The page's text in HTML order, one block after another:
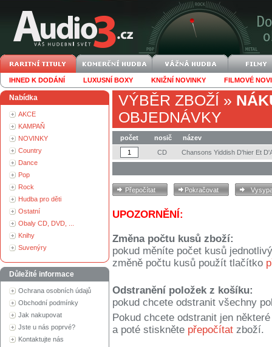
IHNED K DODÁNÍ LUXUSNÍ BOXY KNIŽNÍ NOVINKY FILMOVÉ
Nabídka
AKCE
KAMPAŇ
NOVINKY
Country
Dance
Pop
Rock
Hudba pro děti
Ostatní
Obaly CD, DVD, ...
Knihy
Suvenýry
Důležité informace
Ochrana osobních údajů
Obchodní podmínky
Jak nakupovat
Jste u nás poprvé?
Kontaktujte nás
VÝBĚR ZBOŽÍ »
OBJEDNÁVKY
počet nosič
název
CD
Chansons Yiddish D'hier Et
UPOZORNĚNÍ:
Změna počtu kusů zboží:
pokud měníte počet kusů
změně počtu kusů použít tlačítko
Odstranění položek z košíku:
pokud chcete odstranit všechny
Pokud chcete odstranit jen
a poté stiskněte přepočítat zboží.